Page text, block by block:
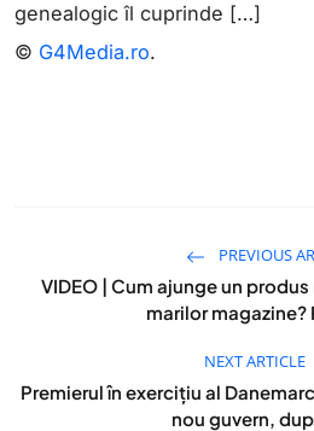
genealogic îl cuprinde […]
© G4Media.ro.
PREVIOUS
VIDEO | Cum ajunge un
marilor magazine?
NEXT ARTICLE
Premierul în exercițiu al
nou guvern,